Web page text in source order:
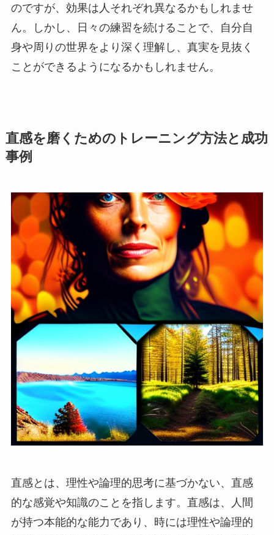
のですが、効果は人それぞれ異なるかもしれませ
ん。しかし、日々の練習を続けることで、自分自
身や周りの世界をより深く理解し、真実を見抜く
ことができるようになるかもしれません。
直感を磨くためのトレーニング方法と成功
事例
直感とは、理性や論理的思考に基づかない、直感
的な感覚や知識のことを指します。直感は、人間
が持つ本能的な能力であり、時には理性や論理的